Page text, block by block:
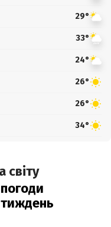
29°
33°
24°
26°
26°
34°
світу